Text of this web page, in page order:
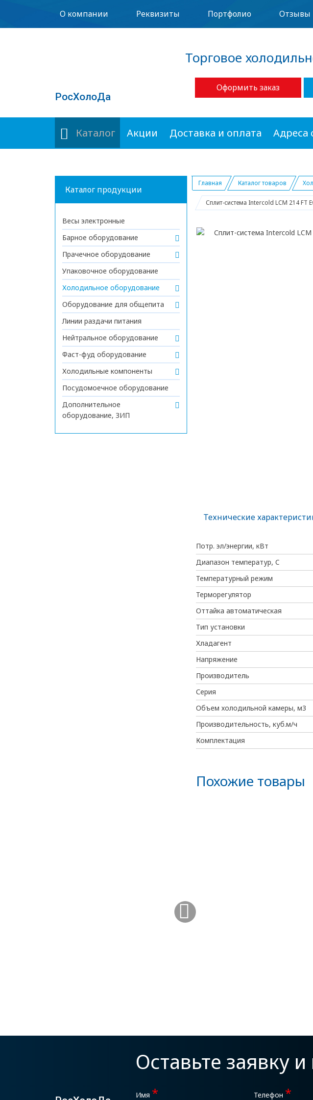
О компании Реквизиты Портфолио Отзывы
РосХолоДа
Торговое
Оформить заказ
Каталог Акции Доставка и оплата Адреса
Каталог продукции
Весы электронные
Барное оборудование
Прачечное оборудование
Упаковочное оборудование
Холодильное оборудование
Оборудование для общепита
Линии раздачи питания
Нейтральное оборудование
Фаст-фуд оборудование
Холодильные компоненты
Посудомоечное оборудование
Дополнительное
оборудование, ЗИП
Главная Каталог товаров
Сплит-система Intercold LCM 214 FT
Технические
Потр. эл/энергии, кВт
Диапазон температур, C
Температурный режим
Терморегулятор
Оттайка автоматическая
Тип установки
Хладагент
Напряжение
Производитель
Серия
Объем холодильной камеры, м3
Производительность, куб.м/ч
Комплектация
Похожие товары
Оставьте заявку
Имя * Телефон *